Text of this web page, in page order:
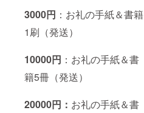
3000円 ：お礼の手紙＆書籍
1刷（発送）
10000円 ：お礼の手紙＆書
籍5冊（発送）
20000円： お礼の手紙＆書